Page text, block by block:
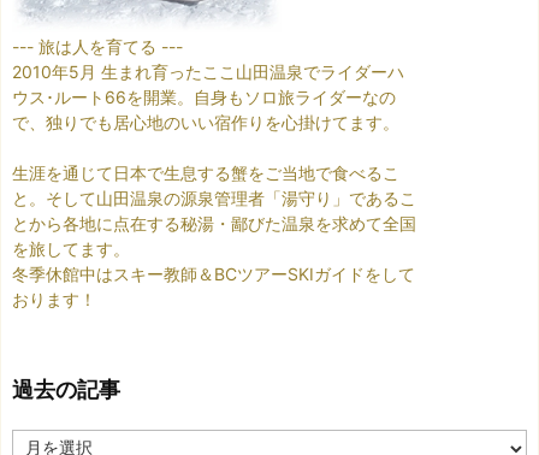
--- 旅は人を育てる ---
2010年5月 生まれ育ったここ山田温泉でライダーハ
ウス･ルート66を開業。自身もソロ旅ライダーなの
で、独りでも居心地のいい宿作りを心掛けてます。
生涯を通じて日本で生息する蟹をご当地で食べるこ
と。そして山田温泉の源泉管理者「湯守り」であるこ
とから各地に点在する秘湯・鄙びた温泉を求めて全国
を旅してます。
冬季休館中はスキー教師＆BCツアーSKIガイドをして
おります！
過去の記事